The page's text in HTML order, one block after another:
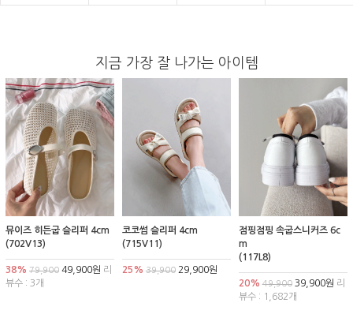
지금 가장 잘 나가는 아이템
뮤이즈 히든굽 슬리퍼 4cm
(702V13)
38% 79,900 49,900원 리
뷰수 : 3개
코코썸 슬리퍼 4cm
(715V11)
25% 39,90029,900원
점핑점핑 속굽스니커즈 6c
m
(117L8)
20% 49,90039,900원 리
뷰수 : 1,682개